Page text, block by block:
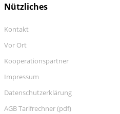
Nützliches
Kontakt
Vor Ort
Kooperationspartner
Impressum
Datenschutzerklärung
AGB Tarifrechner (pdf)